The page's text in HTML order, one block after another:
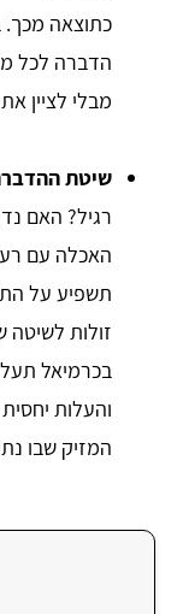
כתוצאה מכך.
הדברה לכל
מבלי לציין
שיטת
רגיל? האם
האכלה עם
תשפיע על
זולות לשיטה
בכרמיאל
והעלות
המזיק שבו